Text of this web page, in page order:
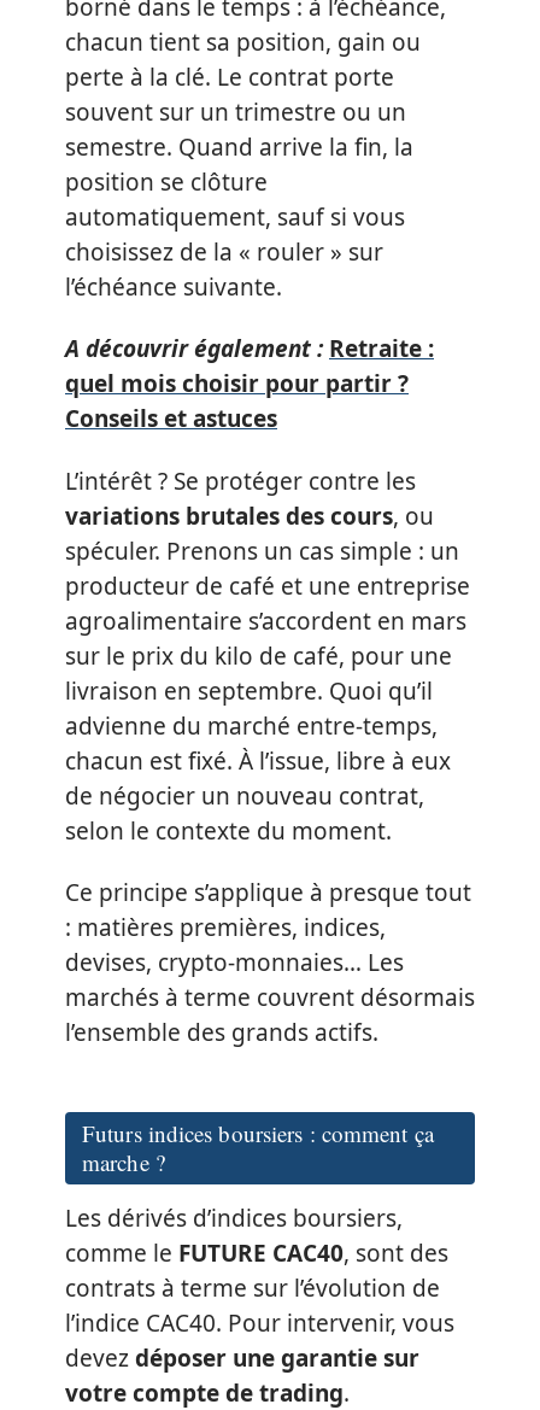
borné dans le temps : à l’échéance,
chacun tient sa position, gain ou
perte à la clé. Le contrat porte
souvent sur un trimestre ou un
semestre. Quand arrive la fin, la
position se clôture
automatiquement, sauf si vous
choisissez de la « rouler » sur
l’échéance suivante.
A découvrir également : Retraite :
quel mois choisir pour partir ?
Conseils et astuces
L’intérêt ? Se protéger contre les
variations brutales des cours, ou
spéculer. Prenons un cas simple : un
producteur de café et une entreprise
agroalimentaire s’accordent en mars
sur le prix du kilo de café, pour une
livraison en septembre. Quoi qu’il
advienne du marché entre-temps,
chacun est fixé. À l’issue, libre à eux
de négocier un nouveau contrat,
selon le contexte du moment.
Ce principe s’applique à presque tout
: matières premières, indices,
devises, crypto-monnaies… Les
marchés à terme couvrent désormais
l’ensemble des grands actifs.
Futurs indices boursiers : comment ça
marche ?
Les dérivés d’indices boursiers,
comme le FUTURE CAC40, sont des
contrats à terme sur l’évolution de
l’indice CAC40. Pour intervenir, vous
devezdéposer une garantie sur
votre compte de trading.